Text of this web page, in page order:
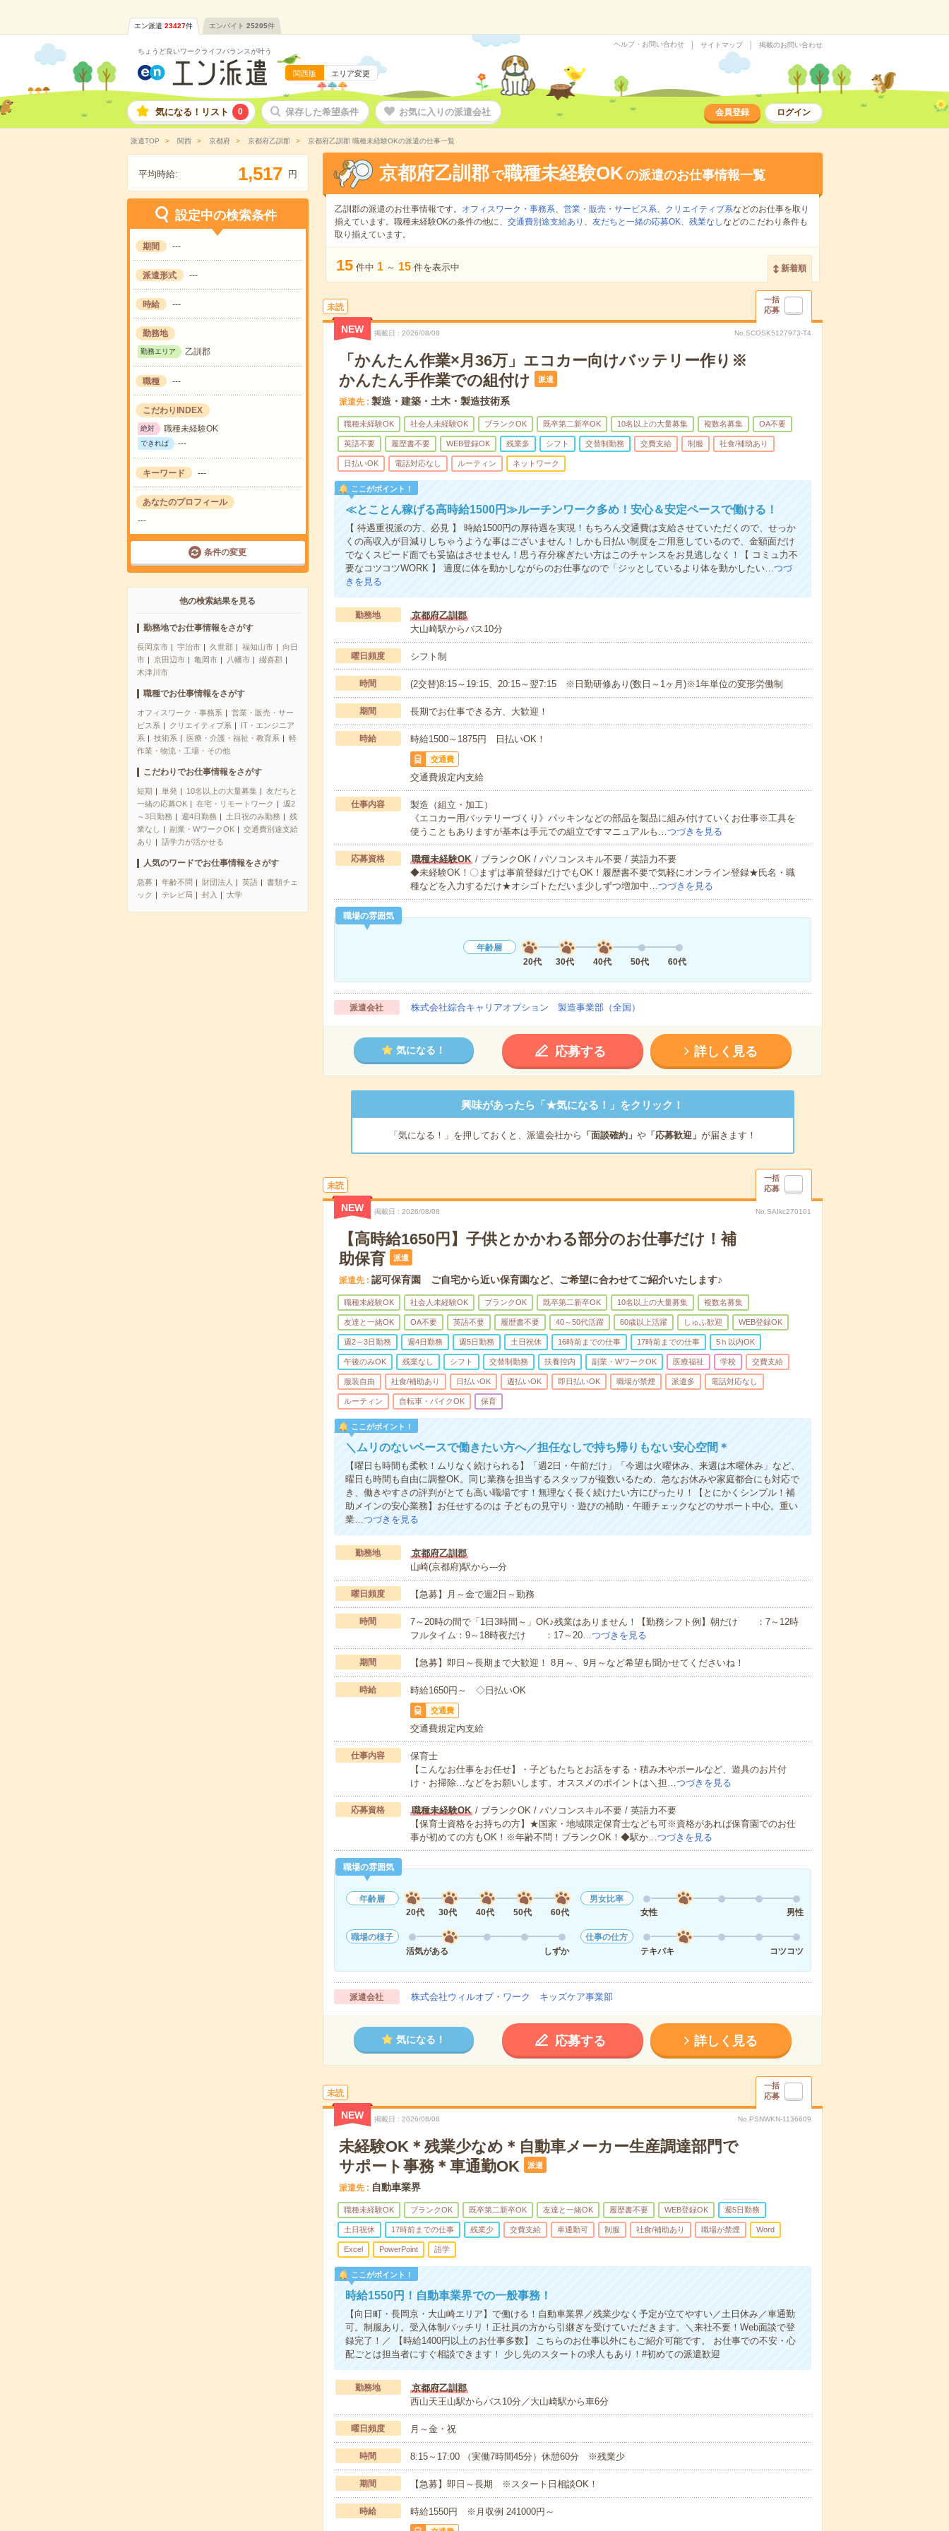
エン派遣 23427件 エンバイト 25205件
ちょうど良いワークライフバランスが叶う
関西版 エリア変更
ヘルプ・お問い合わせ サイトマップ 掲載のお問い合わせ
気になる！リスト 0 保存した希望条件 お気に入りの派遣会社 会員登録 ログイン
派遣TOP 関西 京都府 京都府乙訓郡 京都府乙訓郡 職種未経験OKの派遣の仕事一覧
平均時給: 1,517 円
設定中の検索条件
期間 ---
派遣形式 ---
時給 ---
勤務地
勤務エリア 乙訓郡
職種 ---
こだわりINDEX
絶対 職種未経験OK
できれば ---
キーワード ---
あなたのプロフィール
---
条件の変更
他の検索結果を見る
勤務地でお仕事情報をさがす
長岡京市 宇治市 久世郡 福知山市
向日
市
京田辺市 亀岡市 八幡市
綴喜郡
木津川市
職種でお仕事情報をさがす
オフィスワーク・事務系
営業・販売・サー
ビス系
クリエイティブ系
IT・エンジニア
系
技術系 医療・介護・福祉・教育系
軽
作業・物流・工場・その他
こだわりでお仕事情報をさがす
短期 単発 10名以上の大量募集
友だちと
一緒の応募OK
在宅・リモートワーク
週2
～3日勤務
週4日勤務 土日祝のみ勤務
残
業なし
副業・WワークOK
交通費別途支給
あり
語学力が活かせる
人気のワードでお仕事情報をさがす
急募 年齢不問 財団法人 英語
書類チェ
ック
テレビ局 封入 大学
京都府乙訓郡 で職種未経験OKの派遣のお仕事情報一覧
乙訓郡の派遣のお仕事情報です。 オフィスワーク・事務系、 営業・販売・サービス系、 クリエイティブ系などのお仕事を取り
揃えています。職種未経験OKの条件の他に、 交通費別途支給あり 、 友だちと一緒の応募OK、 残業なしなどのこだわり条件も
取り揃えています。
15 件中 1 ～ 15 件を表示中 新着順
未読
一括
応募
NEW 掲載日 2026/08/08 No.SCOSK5127973-T4
「かんたん作業×月36万」エコカー向けバッテリー作り※
かんたん手作業での組付け
派遣
派遣先 製造・建築・土木・製造技術系
職種未経験OK 社会人未経験OK ブランクOK 既卒第二新卒OK 10名以上の大量募集 複数名募集 OA不要
英語不要 履歴書不要 WEB登録OK 残業多 シフト 交替制勤務 交費支給 制服 社食/補助あり
日払いOK 電話対応なし ルーティン ネットワーク
ここがポイント！
≪とことん稼げる高時給1500円≫ルーチンワーク多め！安心＆安定ペースで働ける！
【 待遇重視派の方、必見 】 時給1500円の厚待遇を実現！もちろん交通費は支給させていただくので、せっか
くの高収入が目減りしちゃうような事はございません！しかも日払い制度をご用意しているので、金額面だけ
でなくスピード面でも妥協はさせません！思う存分稼ぎたい方はこのチャンスをお見逃しなく！【 コミュ力不
要なコツコツWORK 】 適度に体を動かしながらのお仕事なので「ジッとしているより体を動かしたい…つづ
きを見る
勤務地
京都府乙訓郡
大山崎駅からバス10分
曜日頻度 シフト制
時間 (2交替)8:15～19:15、20:15～翌7:15 ※日勤研修あり(数日～1ヶ月)※1年単位の変形労働制
期間 長期でお仕事できる方、大歓迎！
時給 時給1500～1875円 日払いOK！
交通費
交通費規定内支給
仕事内容
製造（組立・加工）
《エコカー用バッテリーづくり》パッキンなどの部品を製品に組み付けていくお仕事※工具を
使うこともありますが基本は手元での組立ですマニュアルも…つづきを見る
応募資格 職種未経験OK/ ブランクOK / パソコンスキル不要 / 英語力不要
◆未経験OK！〇まずは事前登録だけでもOK！履歴書不要で気軽にオンライン登録★氏名・職
種などを入力するだけ★オシゴトただいま少しずつ増加中…つづきを見る
職場の雰囲気
年齢層
20代
30代 40代 50代 60代
派遣会社 株式会社綜合キャリアオプション 製造事業部（全国）
気になる！ 応募する 詳しく見る
興味があったら「★気になる！」をクリック！
「気になる！」を押しておくと、派遣会社から 「面談確約」 や「応募歓迎」 が届きます！
未読
一括
応募
NEW 掲載日 2026/08/08 No.SAIkc270101
【高時給1650円】子供とかかわる部分のお仕事だけ！補
助保育
派遣
派遣先 認可保育園 ご自宅から近い保育園など、ご希望に合わせてご紹介いたします♪
職種未経験OK 社会人未経験OK ブランクOK 既卒第二新卒OK 10名以上の大量募集 複数名募集
友達と一緒OK OA不要 英語不要 履歴書不要 40～50代活躍 60歳以上活躍 しゅふ歓迎 WEB登録OK
週2～3日勤務 週4日勤務 週5日勤務 土日祝休 16時前までの仕事 17時前までの仕事 5ｈ以内OK
午後のみOK 残業なし シフト 交替制勤務 扶養控内 副業・WワークOK 医療福祉 学校 交費支給
服装自由 社食/補助あり 日払いOK 週払いOK 即日払いOK 職場が禁煙 派遣多 電話対応なし
ルーティン 自転車・バイクOK 保育
ここがポイント！
＼ムリのないペースで働きたい方へ／担任なしで持ち帰りもない安心空間＊
【曜日も時間も柔軟！ムリなく続けられる】「週2日・午前だけ」「今週は火曜休み、来週は木曜休み」など、
曜日も時間も自由に調整OK。同じ業務を担当するスタッフが複数いるため、急なお休みや家庭都合にも対応で
き、働きやすさの評判がとても高い職場です！無理なく長く続けたい方にぴったり！【とにかくシンプル！補
助メインの安心業務】お任せするのは 子どもの見守り・遊びの補助・午睡チェックなどのサポート中心。重い
業… つづきを見る
勤務地
京都府乙訓郡
山崎(京都府)駅から---分
曜日頻度 【急募】月～金で週2日～勤務
時間
7～20時の間で「1日3時間～」OK♪残業はありません！【勤務シフト例】朝だけ ：7～12時
フルタイム：9～18時夜だけ ：17～20… つづきを見る
期間 【急募】即日～長期まで大歓迎！ 8月～、9月～など希望も聞かせてくださいね！
時給 時給1650円～ ◇日払いOK
交通費
交通費規定内支給
仕事内容
保育士
【こんなお仕事をお任せ】・子どもたちとお話をする・積み木やボールなど、遊具のお片付
け・お掃除…などをお願いします。オススメのポイントは＼担… つづきを見る
応募資格 職種未経験OK/ ブランクOK / パソコンスキル不要 / 英語力不要
【保育士資格をお持ちの方】★国家・地域限定保育士なども可※資格があれば保育園でのお仕
事が初めての方もOK！※年齢不問！ブランクOK！◆駅か… つづきを見る
職場の雰囲気
年齢層
20代
30代 40代 50代 60代
男女比率
女性
男性
職場の様子
活気がある
しずか
仕事の仕方
テキパキ
コツコツ
派遣会社 株式会社ウィルオブ・ワーク キッズケア事業部
気になる！ 応募する 詳しく見る
未読
一括
応募
NEW 掲載日 2026/08/08 No.PSNWKN-1136609
未経験OK＊残業少なめ＊自動車メーカー生産調達部門で
サポート事務＊車通勤OK
派遣
派遣先 自動車業界
職種未経験OK ブランクOK 既卒第二新卒OK 友達と一緒OK 履歴書不要 WEB登録OK 週5日勤務
土日祝休 17時前までの仕事 残業少 交費支給 車通勤可 制服 社食/補助あり 職場が禁煙 Word
Excel PowerPoint 語学
ここがポイント！
時給1550円！自動車業界での一般事務！
【向日町・長岡京・大山崎エリア】で働ける！自動車業界／残業少なく予定が立てやすい／土日休み／車通勤
可。制服あり。受入体制バッチリ！正社員の方から引継ぎを受けていただきます。＼来社不要！Web面談で登
録完了！／ 【時給1400円以上のお仕事多数】 こちらのお仕事以外にもご紹介可能です。 お仕事での不安・心
配ごとは担当者にすぐ相談できます！ 少し先のスタートの求人もあり！#初めての派遣歓迎
勤務地
京都府乙訓郡
西山天王山駅からバス10分／大山崎駅から車6分
曜日頻度 月～金・祝
時間 8:15～17:00 （実働7時間45分）休憩60分 ※残業少
期間 【急募】即日～長期 ※スタート日相談OK！
時給 時給1550円 ※月収例 241000円～